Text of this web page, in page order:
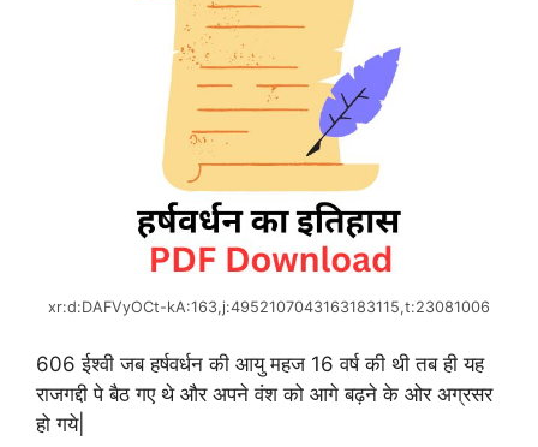
xr:d:DAFVyOCt-kA:163,j:4952107043163183115,t:23081006
606 ईश्वी जब हर्षवर्धन की आयु महज 16 वर्ष की थी तब ही यह
राजगद्दी पे बैठ गए थे और अपने वंश को आगे बढ़ने के ओर अग्रसर
हो गये|